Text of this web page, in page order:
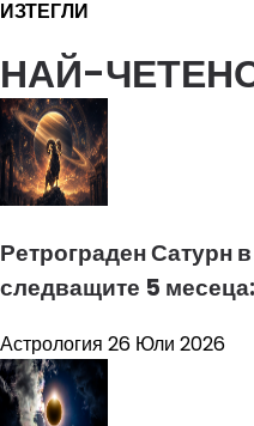
ИЗТЕГЛИ
НАЙ-
Ретрограден Сатурн
следващите 5
Астрология 26 Юли 2026